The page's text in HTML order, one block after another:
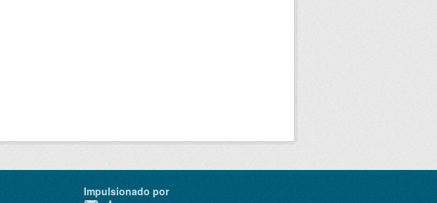
Impulsionado por